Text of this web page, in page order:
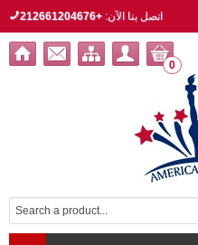
اتصل بنا الآن:+212661204676
0